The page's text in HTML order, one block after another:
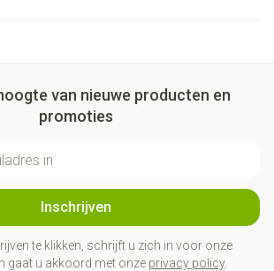
van nieuwe producten en
promoties
Inschrijven
te klikken, schrijft u zich in voor onze
gaat u akkoord met onze privacy policy.